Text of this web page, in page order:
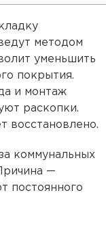
методом
уменьшить
покрытия.
и монтаж
раскопки.
восстановлено.
коммунальных
—
постоянного